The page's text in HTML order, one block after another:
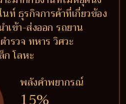
ท์ ธุรกิจการค้าที่เกี่ยวข้อง
เข้า-ส่งออก รถยาน
รวจ ทหาร วิศวะ
โลหะ
พลังคำพยากรณ์